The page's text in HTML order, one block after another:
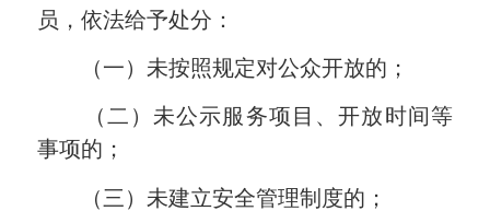
员，依法给予处分：
（一）未按照规定对公众开放的；
（二）未公示服务项目、开放时间等
事项的；
（三）未建立安全管理制度的；